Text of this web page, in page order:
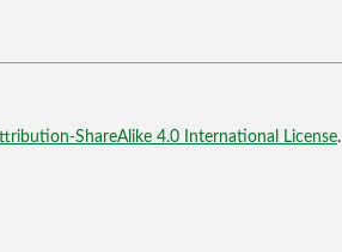
ShareAlike 4.0 International License.